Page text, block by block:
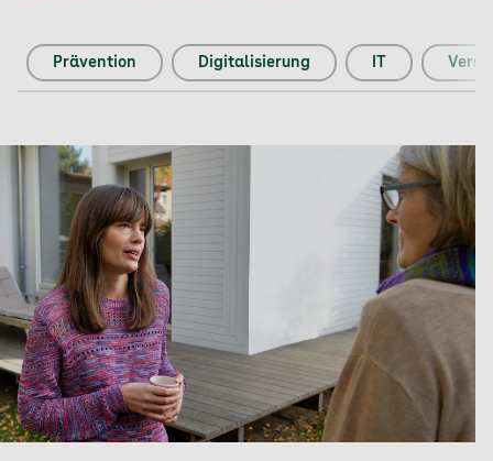
Prävention Digitalisierung